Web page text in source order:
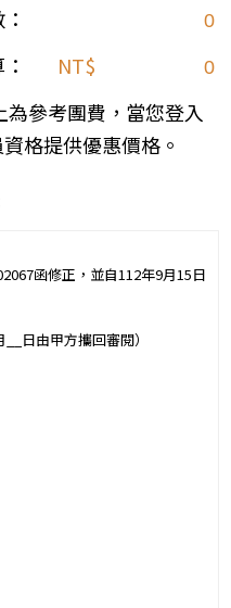
NT$
參考團費，當您登入
格提供優惠價格。
函修正，並自112年9月15日
日由甲方攜回審閱）